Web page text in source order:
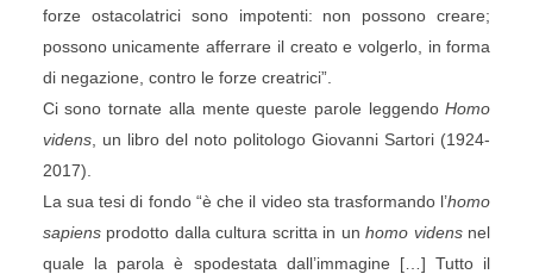
forze ostacolatrici sono impotenti: non possono creare;
possono unicamente afferrare il creato e volgerlo, in forma
di negazione, contro le forze creatrici”.
Ci sono tornate alla mente queste parole leggendoHomo
videns, un libro del noto politologo Giovanni Sartori (1924-
2017).
La sua tesi di fondo “è che il video sta trasformando l’homo
sapiensprodotto dalla cultura scritta in unhomo vidensnel
quale la parola è spodestata dall’immagine […] Tutto il